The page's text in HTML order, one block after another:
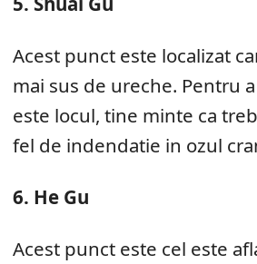
Acest punct este localizat
mai sus de ureche. Pentru
este locul, tine minte ca
fel de indendatie in ozul
6. He Gu
Acest punct este cel este